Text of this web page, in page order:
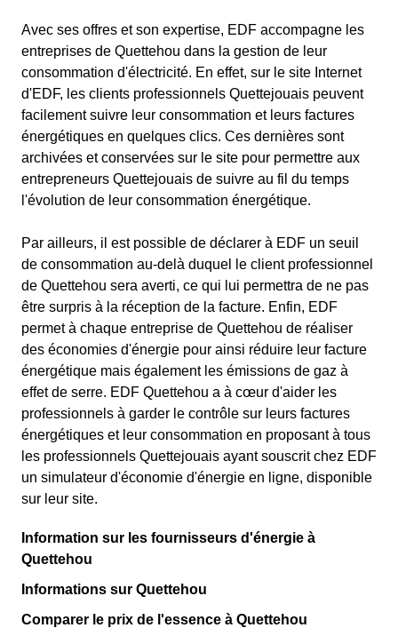
Avec ses offres et son expertise, EDF accompagne les
entreprises de Quettehou dans la gestion de leur
consommation d'électricité. En effet, sur le site Internet
d'EDF, les clients professionnels Quettejouais peuvent
facilement suivre leur consommation et leurs factures
énergétiques en quelques clics. Ces dernières sont
archivées et conservées sur le site pour permettre aux
entrepreneurs Quettejouais de suivre au fil du temps
l'évolution de leur consommation énergétique.
Par ailleurs, il est possible de déclarer à EDF un seuil
de consommation au-delà duquel le client professionnel
de Quettehou sera averti, ce qui lui permettra de ne pas
être surpris à la réception de la facture. Enfin, EDF
permet à chaque entreprise de Quettehou de réaliser
des économies d'énergie pour ainsi réduire leur facture
énergétique mais également les émissions de gaz à
effet de serre. EDF Quettehou a à cœur d'aider les
professionnels à garder le contrôle sur leurs factures
énergétiques et leur consommation en proposant à tous
les professionnels Quettejouais ayant souscrit chez EDF
un simulateur d'économie d'énergie en ligne, disponible
sur leur site.
Information sur les fournisseurs d'énergie à
Quettehou
Informations sur Quettehou
Comparer le prix de l'essence à Quettehou